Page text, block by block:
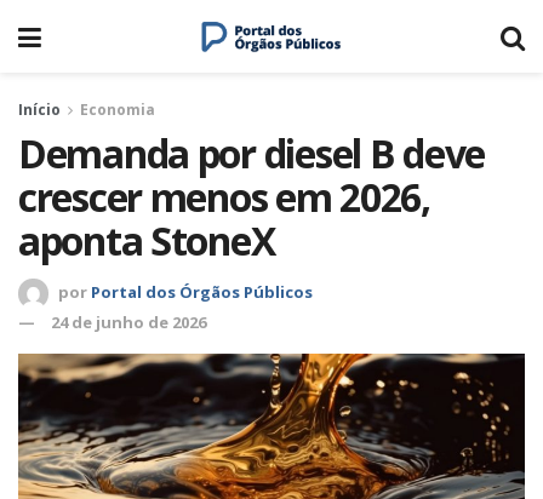
Início Economia
Demanda por diesel B deve
crescer menos em 2026,
aponta StoneX
por Portal dos Órgãos Públicos
24 de junho de 2026